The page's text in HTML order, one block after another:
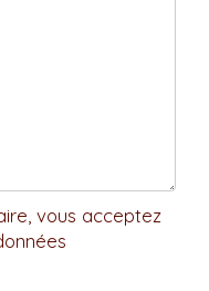
vous acceptez